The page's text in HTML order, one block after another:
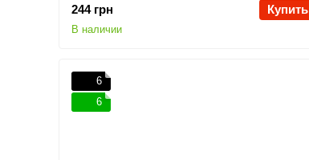
244 грн Купить
В наличии
6
6